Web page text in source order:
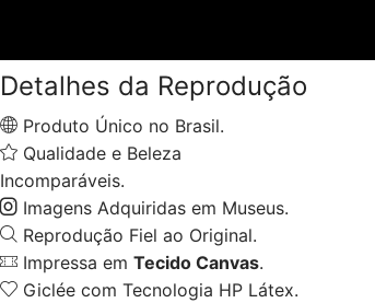
Detalhes da Reprodução
Produto Único no Brasil.
Qualidade e Beleza
Incomparáveis.
Imagens Adquiridas em Museus.
Reprodução Fiel ao Original.
Impressa em Tecido Canvas.
Giclée com Tecnologia HP Látex.